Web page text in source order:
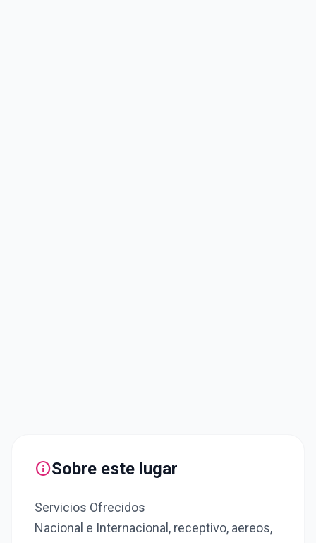
infoSobre este lugar
Servicios Ofrecidos
Nacional e Internacional, receptivo, aereos,